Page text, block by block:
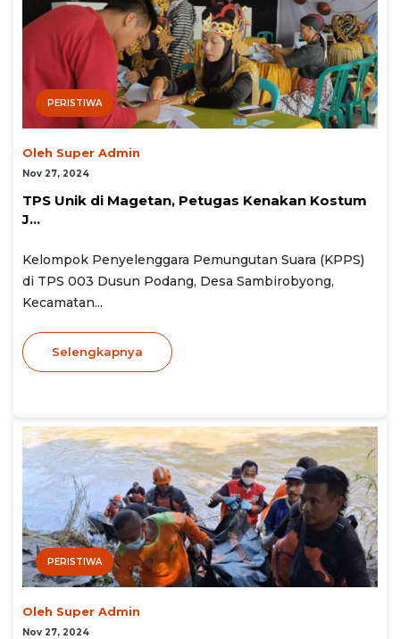
PERISTIWA
Oleh Super Admin
Nov 27, 2024
TPS Unik di Magetan, Petugas Kenakan Kostum
J...
Kelompok Penyelenggara Pemungutan Suara (KPPS)
di TPS 003 Dusun Podang, Desa Sambirobyong,
Kecamatan...
Selengkapnya
PERISTIWA
Oleh Super Admin
Nov 27, 2024